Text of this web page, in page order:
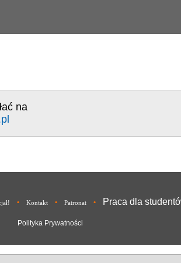
na
• Kontakt • Patronat • Praca dla
Polityka Prywatności